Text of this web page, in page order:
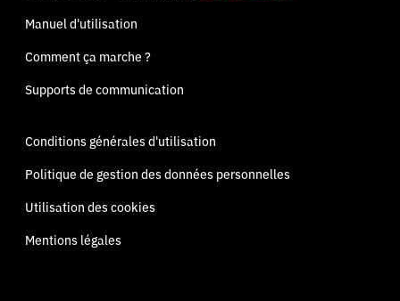
Manuel d'utilisation
Comment ça marche ?
Supports de communication
Conditions générales d'utilisation
Politique de gestion des données personnelles
Utilisation des cookies
Mentions légales